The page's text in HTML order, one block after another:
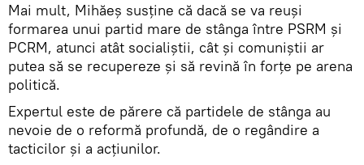
Mai mult, Mihăeș susține că dacă se va reuși
formarea unui partid mare de stânga între PSRM și
PCRM, atunci atât socialiștii, cât și comuniștii ar
putea să se recupereze și să revină în forțe pe arena
politică.
Expertul este de părere că partidele de stânga au
nevoie de o reformă profundă, de o regândire a
tacticilor și a acțiunilor.